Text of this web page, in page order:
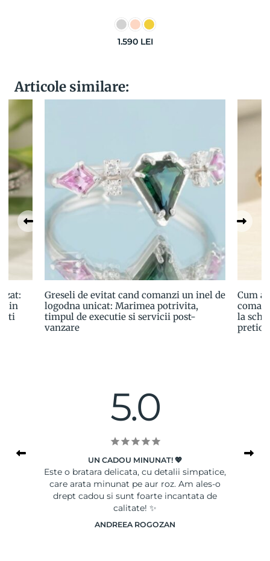
1.590 LEI
Articole similare:
in
Greseli de evitat cand comanzi un inel de
logodna unicat: Marimea potrivita,
timpul de executie si servicii post-
vanzare
Cum
la
5.0
UN CADOU MINUNAT! 💖
Este o bratara delicata, cu detalii simpatice,
care arata minunat pe aur roz. Am ales-o
drept cadou si sunt foarte incantata de
calitate! ✨
ANDREEA ROGOZAN